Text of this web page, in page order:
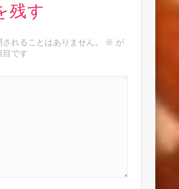
残す
れることはありません。 ※ が
です